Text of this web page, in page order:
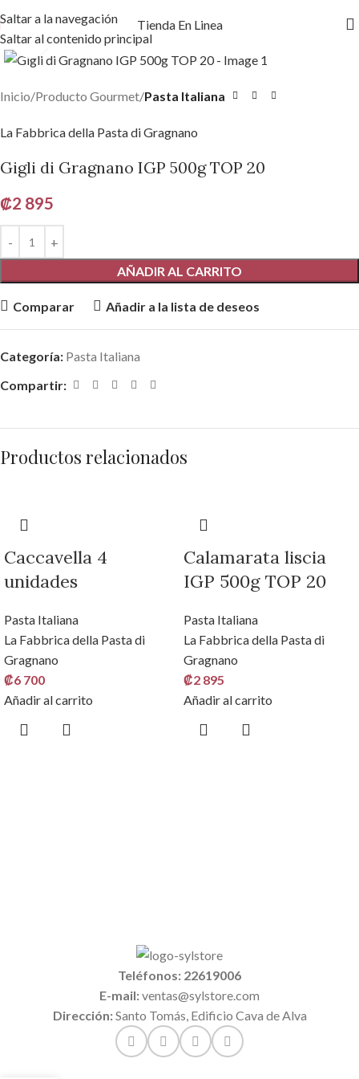
Saltar a la navegación
Saltar al contenido principal
Tienda En Linea
Haga clic para ampliar
Inicio Producto Gourmet Pasta Italiana
La Fabbrica della Pasta di Gragnano
Gigli di Gragnano IGP 500g TOP 20
₡2 895
AÑADIR AL CARRITO
Comparar Añadir a la lista de deseos
Categoría: Pasta Italiana
Compartir:
Productos relacionados
Caccavella 4
unidades
Pasta Italiana
La Fabbrica della Pasta di
Gragnano
₡6 700
Añadir al carrito
Calamarata liscia
IGP 500g TOP 20
Pasta Italiana
La Fabbrica della Pasta di
Gragnano
₡2 895
Añadir al carrito
Teléfonos: 22619006
E-mail:ventas@sylstore.com
Dirección:Santo Tomás, Edificio Cava de Alva